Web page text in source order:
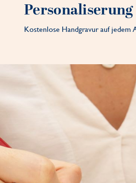
Personaliserung
Kostenlose Handgravur auf jedem